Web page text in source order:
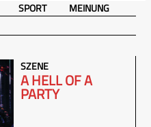
SPORT MEINUNG
SZENE
A HELL OF A
PARTY